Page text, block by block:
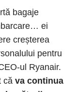
bagaje
ei
creșterea
pentru
ul Ryanair.
că va continua